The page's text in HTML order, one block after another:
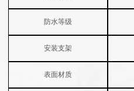
防水等级
安装支架
表面材质